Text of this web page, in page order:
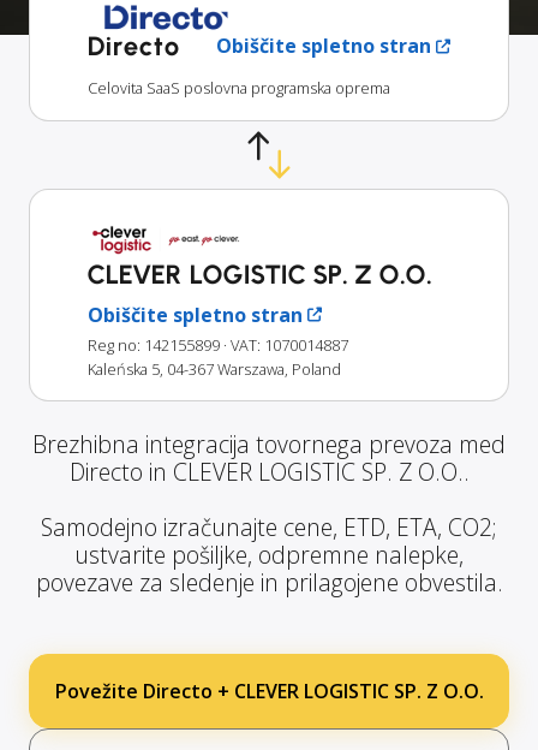
Directo Obiščite spletno stran
Celovita SaaS poslovna programska oprema
CLEVER LOGISTIC SP. Z O.O.
Obiščite spletno stran
Reg no: 142155899 · VAT: 1070014887
Kaleńska 5, 04-367 Warszawa, Poland
Brezhibna integracija tovornega prevoza med
Directo in CLEVER LOGISTIC SP. Z O.O..
Samodejno izračunajte cene, ETD, ETA, CO2;
ustvarite pošiljke, odpremne nalepke,
povezave za sledenje in prilagojene obvestila.
Povežite Directo + CLEVER LOGISTIC SP. Z O.O.